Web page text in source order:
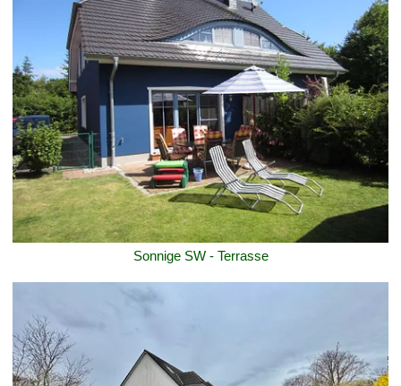
Sonnige SW - Terrasse